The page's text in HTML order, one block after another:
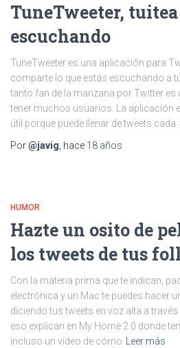
TuneTweeter,
escuchando
TuneTweeter es una aplicación para
comparte lo que estás escuchando a
tanto fan de la manzana por Twitter es
tener muchos usuarios. La aplicación
útil porque puede llenar de tweets cada
Por@javig , hace 18 años
HUMOR
Hazte un osito de
los tweets de tus
Con la materia prima que te indican,
electrónica y un Mac te puedes hacer
diciendo tus tweets en voz alta a
eso explican en My Home 2.0 donde
incluso un vídeo de cómo
Leer más